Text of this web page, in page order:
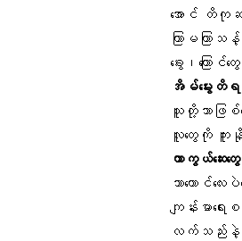
အောင် တိကု
ကြာမကြာသ
ခွေး၊ကြေ
အိမ်မွေးတိရ
သူတို့ဘာဖြ
လူတွေကို ကူး
ကာကွယ်ဆေးတွေ
ဘာကောင်
ကျန်းမာရေး
လက်သည်းနဲ့ကု